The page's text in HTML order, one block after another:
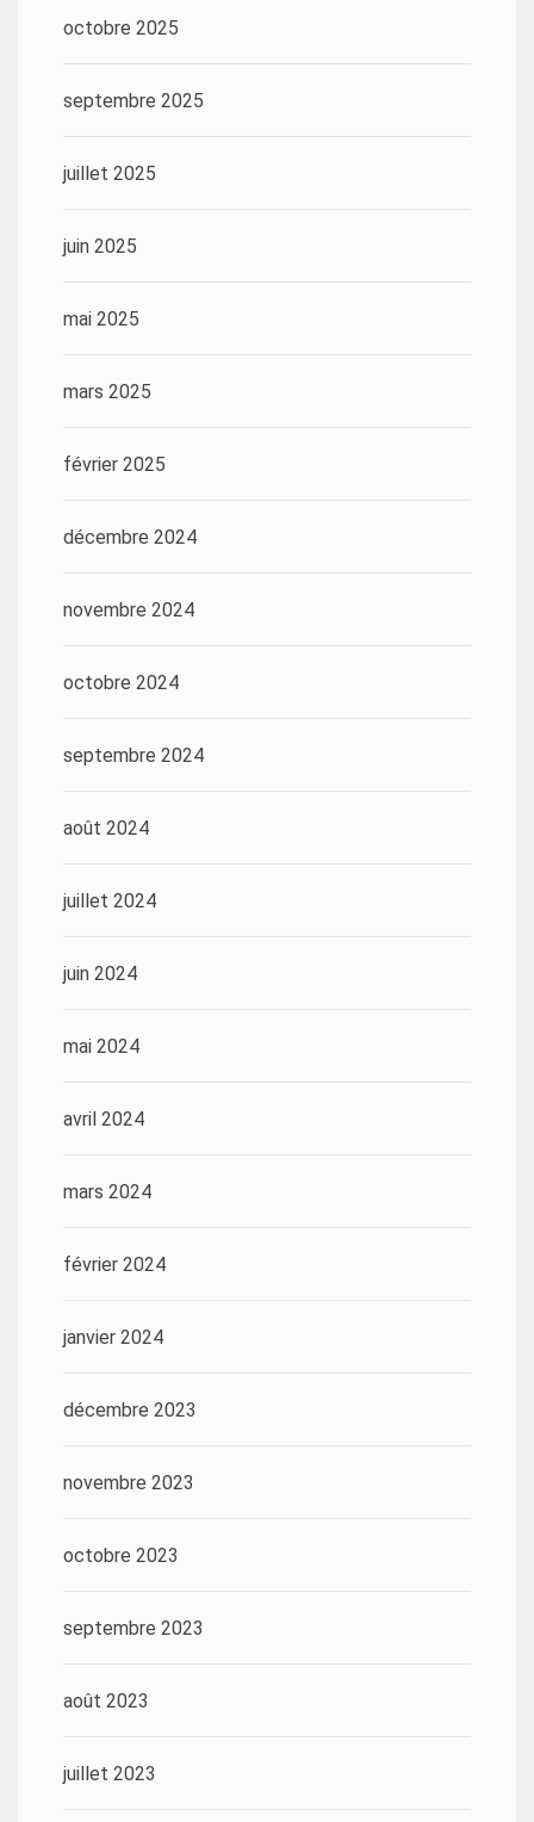
octobre 2025
septembre 2025
juillet 2025
juin 2025
mai 2025
mars 2025
février 2025
décembre 2024
novembre 2024
octobre 2024
septembre 2024
août 2024
juillet 2024
juin 2024
mai 2024
avril 2024
mars 2024
février 2024
janvier 2024
décembre 2023
novembre 2023
octobre 2023
septembre 2023
août 2023
juillet 2023